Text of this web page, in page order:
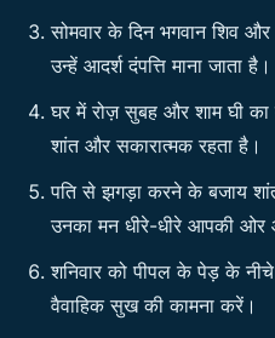
सोमवार के दिन भगवान शिव और
उन्हें आदर्श दंपत्ति माना जाता है।
घर में रोज़ सुबह और शाम घी
शांत और सकारात्मक रहता है।
पति से झगड़ा करने के बजाय
उनका मन धीरे-धीरे आपकी ओर
शनिवार को पीपल के पेड़ के
वैवाहिक सुख की कामना करें।